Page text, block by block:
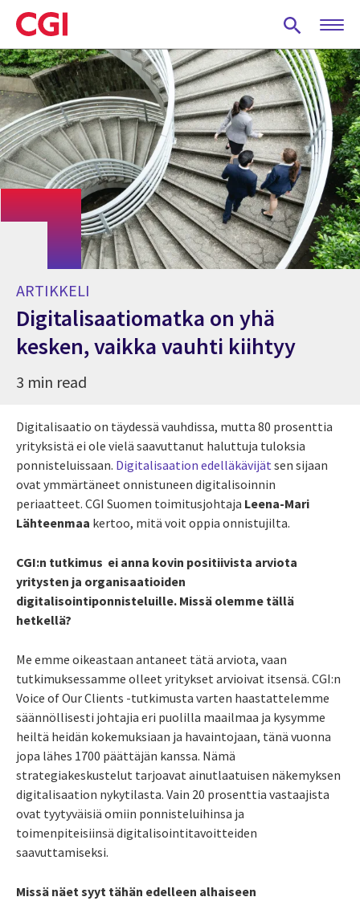
Skip
to
main
content
ARTIKKELI
Digitalisaatiomatka on yhä
kesken, vaikka vauhti kiihtyy
3 min read
Digitalisaatio on täydessä vauhdissa, mutta 80 prosenttia
yrityksistä ei ole vielä saavuttanut haluttuja tuloksia
ponnisteluissaan. Digitalisaation edelläkävijät sen sijaan
ovat ymmärtäneet onnistuneen digitalisoinnin
periaatteet. CGI Suomen toimitusjohtaja Leena-Mari
Lähteenmaa kertoo, mitä voit oppia onnistujilta.
CGI:n tutkimus ei anna kovin positiivista arviota
yritysten ja organisaatioiden
digitalisointiponnisteluille. Missä olemme tällä
hetkellä?
Me emme oikeastaan antaneet tätä arviota, vaan
tutkimuksessamme olleet yritykset arvioivat itsensä. CGI:n
Voice of Our Clients -tutkimusta varten haastattelemme
säännöllisesti johtajia eri puolilla maailmaa ja kysymme
heiltä heidän kokemuksiaan ja havaintojaan, tänä vuonna
jopa lähes 1700 päättäjän kanssa. Nämä
strategiakeskustelut tarjoavat ainutlaatuisen näkemyksen
digitalisaation nykytilasta. Vain 20 prosenttia vastaajista
ovat tyytyväisiä omiin ponnisteluihinsa ja
toimenpiteisiinsä digitalisointitavoitteiden
saavuttamiseksi.
Missä näet syyt tähän edelleen alhaiseen